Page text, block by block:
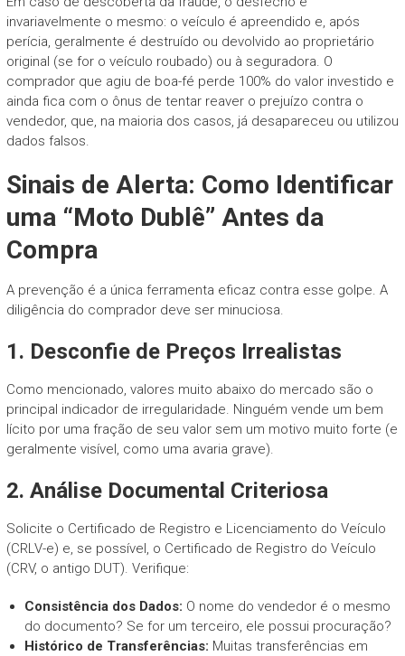
invariavelmente o mesmo: o veículo é apreendido e, após
perícia, geralmente é destruído ou devolvido ao proprietário
original (se for o veículo roubado) ou à seguradora. O
comprador que agiu de boa-fé perde 100% do valor investido e
ainda fica com o ônus de tentar reaver o prejuízo contra o
vendedor, que, na maioria dos casos, já desapareceu ou utilizou
dados falsos.
Sinais de Alerta: Como Identificar
uma “Moto Dublê” Antes da
Compra
A prevenção é a única ferramenta eficaz contra esse golpe. A
diligência do comprador deve ser minuciosa.
1. Desconfie de Preços Irrealistas
Como mencionado, valores muito abaixo do mercado são o
principal indicador de irregularidade. Ninguém vende um bem
lícito por uma fração de seu valor sem um motivo muito forte (e
geralmente visível, como uma avaria grave).
2. Análise Documental Criteriosa
Solicite o Certificado de Registro e Licenciamento do Veículo
(CRLV-e) e, se possível, o Certificado de Registro do Veículo
(CRV, o antigo DUT). Verifique:
Consistência dos Dados: O nome do vendedor é o mesmo
do documento? Se for um terceiro, ele possui procuração?
Histórico de Transferências: Muitas transferências em